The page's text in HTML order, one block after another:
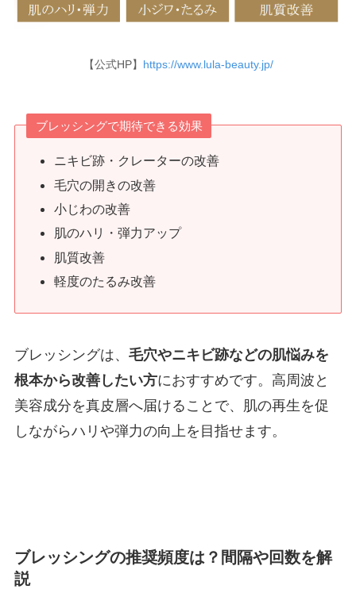
【公式HP】 https://www.lula-beauty.jp/
ブレッシングで期待できる効果
ニキビ跡・クレーターの改善
毛穴の開きの改善
小じわの改善
肌のハリ・弾力アップ
肌質改善
軽度のたるみ改善
ブレッシングは、 毛穴やニキビ跡などの肌悩みを
根本から改善したい方におすすめです。高周波と
美容成分を真皮層へ届けることで、肌の再生を促
しながらハリや弾力の向上を目指せます。
ブレッシングの推奨頻度は？間隔や回数を解
説